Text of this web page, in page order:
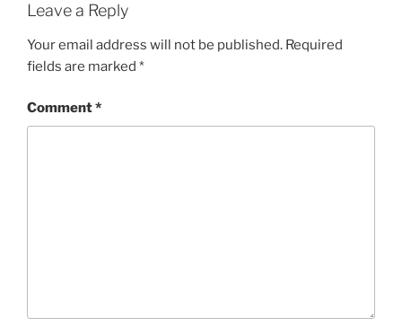
Leave a Reply
Your email address will not be published. Required
fields are marked *
Comment*